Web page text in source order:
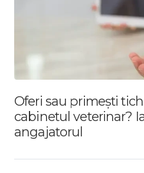
Oferi sau primești
cabinetul veterinar?
angajatorul